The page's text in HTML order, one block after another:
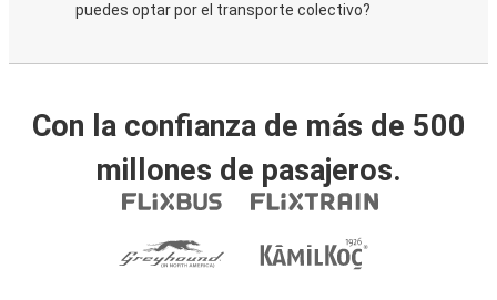
puedes optar por el transporte colectivo?
Con la confianza de más de 500
millones de pasajeros.